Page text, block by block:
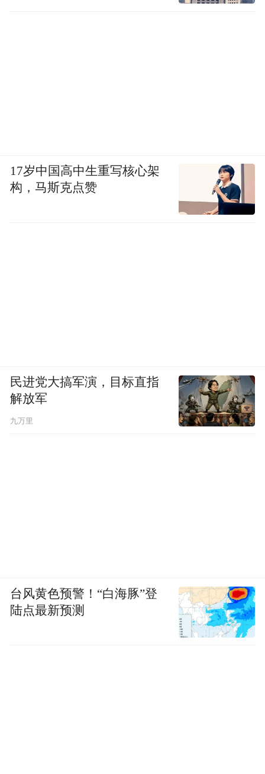
好想你连续 7 年荣登中国 500 最具价值品牌
“特别声明：以上作品内容(包括在内的视频、图片或音
频)为凤凰网旗下自媒体平台“大风号”用户上传并发
布，本平台仅提供信息存储空间服务。
Notice: The content above (including the videos,
17岁中国高中生重写核心架
构，马斯克点赞
民进党大搞军演，目标直指
解放军
九万里
台风黄色预警！“白海豚”登
陆点最新预测